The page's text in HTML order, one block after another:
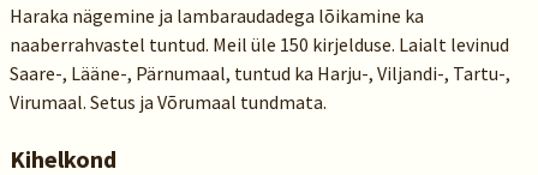
Haraka nägemine ja lambaraudadega lõikamine ka
naaberrahvastel tuntud. Meil üle 150 kirjelduse. Laialt levinud
Saare-, Lääne-, Pärnumaal, tuntud ka Harju-, Viljandi-, Tartu-,
Virumaal. Setus ja Võrumaal tundmata.
Kihelkond